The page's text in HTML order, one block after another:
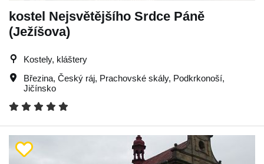
kostel Nejsvětějšího Srdce Páně
(Ježíšova)
Kostely, kláštery
Březina, Český ráj, Prachovské skály, Podkrkonoší,
Jičínsko